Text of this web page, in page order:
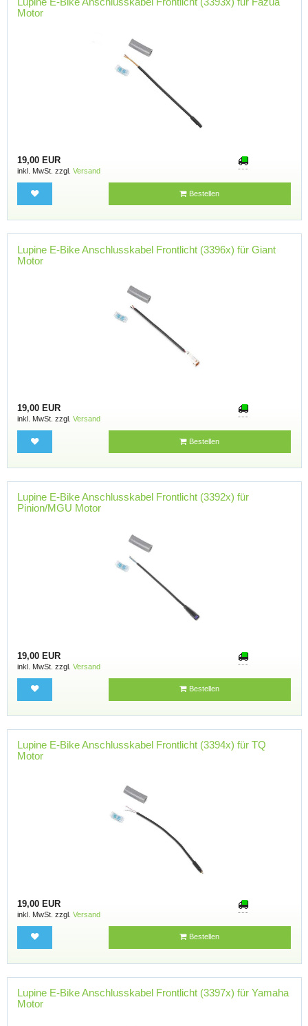
Motor
19,00 EUR
inkl. MwSt. zzgl. Versand
Bestellen
Lupine E-Bike Anschlusskabel Frontlicht (3396x) für Giant
Motor
19,00 EUR
inkl. MwSt. zzgl. Versand
Bestellen
Lupine E-Bike Anschlusskabel Frontlicht (3392x) für
Pinion/MGU Motor
19,00 EUR
inkl. MwSt. zzgl. Versand
Bestellen
Lupine E-Bike Anschlusskabel Frontlicht (3394x) für TQ
Motor
19,00 EUR
inkl. MwSt. zzgl. Versand
Bestellen
Lupine E-Bike Anschlusskabel Frontlicht (3397x) für Yamaha
Motor